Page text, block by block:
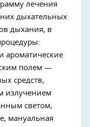
лечения
дыхательных
дыхания, в
ароматические
полем —
средств,
излучением
светом,
мануальная